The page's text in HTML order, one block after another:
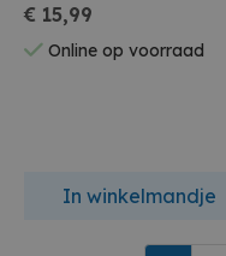
€ 15,99
Online op voorraad
In winkelmandje